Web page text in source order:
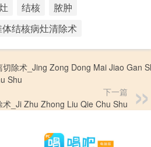
结核
脓肿
结核病灶清除术
除术_Jing Zong Dong Mai Jiao Gan
Shu
下一篇
术_Ji Zhu Zhong Liu Qie Chu Shu